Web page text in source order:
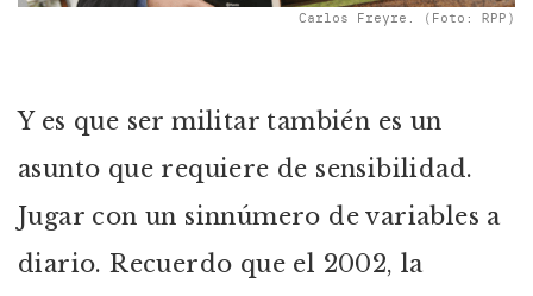
Carlos Freyre. (Foto: RPP)
Y es que ser militar también es un
asunto que requiere de sensibilidad.
Jugar con un sinnúmero de variables a
diario. Recuerdo que el 2002, la